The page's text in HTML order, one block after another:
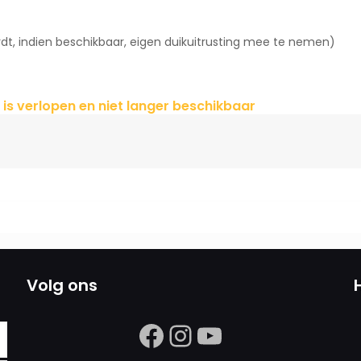
indien beschikbaar, eigen duikuitrusting mee te nemen)
verlopen en niet langer beschikbaar
Volg ons
https://www.facebook.com/search/
Instagram
https://